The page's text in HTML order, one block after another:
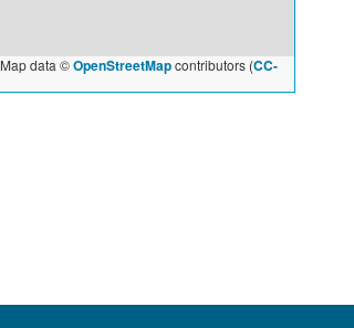
Map data ©OpenStreetMapcontributors (CC-